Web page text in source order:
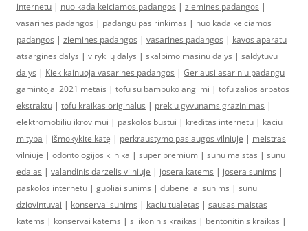
internetu | nuo kada keiciamos padangos | ziemines padangos |
vasarines padangos | padangu pasirinkimas | nuo kada keiciamos
padangos | ziemines padangos | vasarines padangos | kavos aparatu
atsargines dalys | viryklių dalys | skalbimo masinu dalys | saldytuvu
dalys | Kiek kainuoja vasarines padangos | Geriausi asariniu padangu
gamintojai 2021 metais | tofu su bambuko anglimi | tofu zalios arbatos
ekstraktu | tofu kraikas originalus | prekiu gyvunams grazinimas |
elektromobiliu ikrovimui | paskolos bustui | kreditas internetu | kaciu
mityba | išmokykite katę | perkraustymo paslaugos vilniuje | meistras
vilniuje | odontologijos klinika | super premium | sunu maistas | sunu
edalas | valandinis darzelis vilniuje | josera katems | josera sunims |
paskolos internetu | guoliai sunims | dubeneliai sunims | sunu
dziovintuvai | konservai sunims | kaciu tualetas | sausas maistas
katems | konservai katems | silikoninis kraikas | bentonitinis kraikas |